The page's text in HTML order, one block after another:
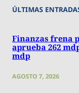
ÚLTIMAS
Finanzas frena
aprueba 262
mdp
AGOSTO 7, 2026